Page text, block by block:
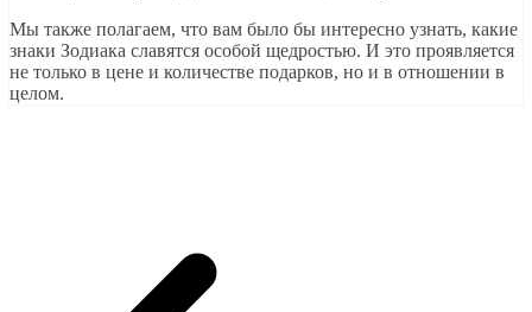
Мы также полагаем, что вам было бы интересно узнать, какие
знаки Зодиака славятся особой щедростью. И это проявляется
не только в цене и количестве подарков, но и в отношении в
целом.